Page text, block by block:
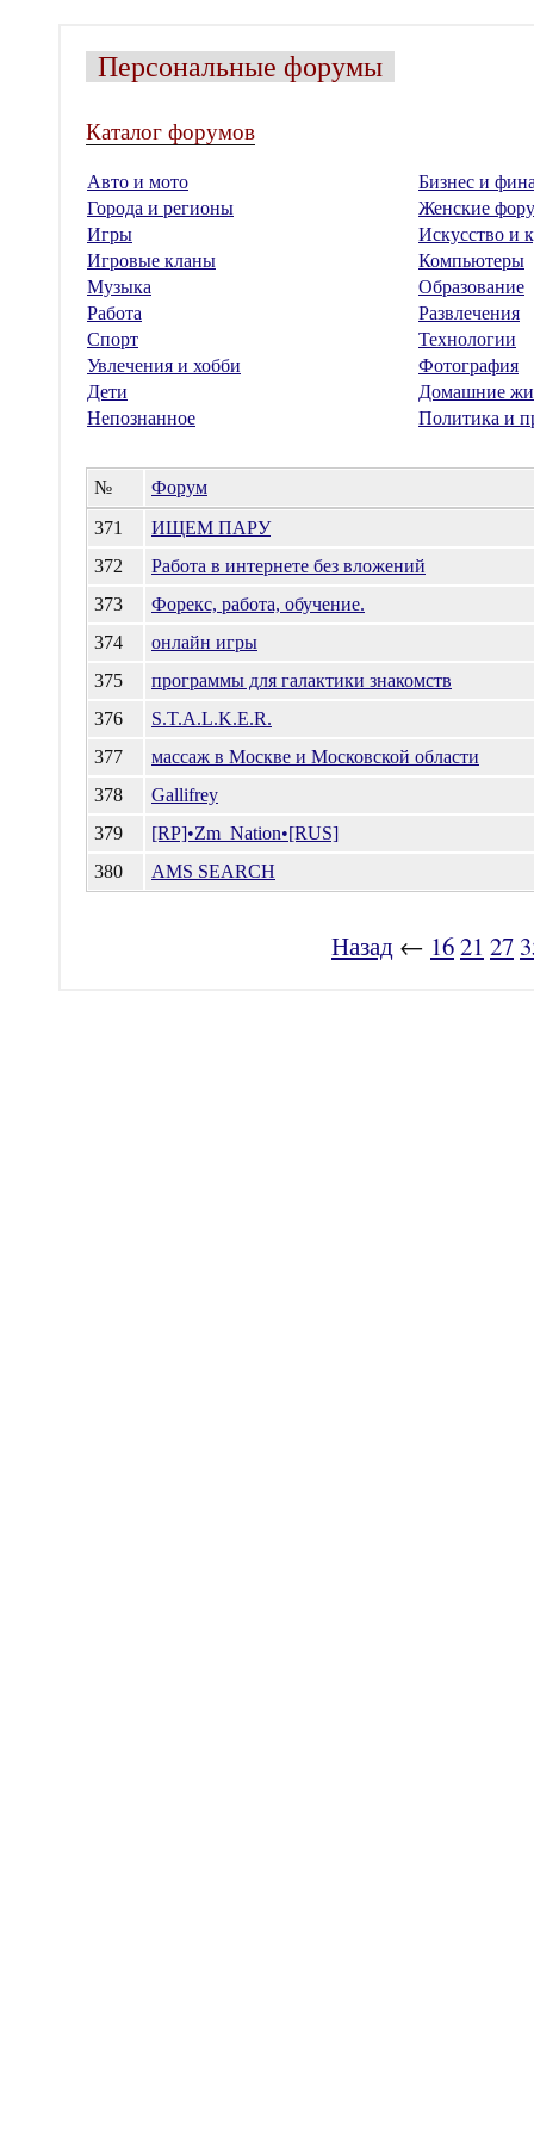
Персональные форумы
Каталог форумов
Авто и мото
Бизнес и
Города и регионы
Женские
Игры
Искусство и
Игровые кланы
Компьютеры
Музыка
Образование
Работа
Развлечения
Спорт
Технологии
Увлечения и хобби
Фотография
Дети
Домашние
Непознанное
Политика и
№
Форум
371
ИЩЕМ ПАРУ
372
Работа в интернете без вложений
373
Форекс, работа, обучение.
374
онлайн игры
375
программы для галактики знакомств
376
S.T.A.L.K.E.R.
377
массаж в Москве и Московской области
378
Gallifrey
379
[RP]•Zm_Nation•[RUS]
380
AMS SEARCH
Назад ← 1621 27